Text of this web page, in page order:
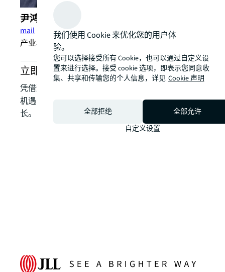
尹鸿 (Hong ​Yin)
mail
产业与物流服务部总监，中国区
立即咨询我们的产业与物流地产服务
凭借深厚的本土经验，助您将房地产挑战转化为战略
机遇，通过资产组合优化，实现价值提升与绩效增
长。
我们使用 Cookie 来优化您的用户体
验。
您可以选择接受所有 Cookie，也可以通过自定义设
置来进行选择。接受 cookie 选项，即表示您同意收
集、共享和传输您的个人信息，详见 Cookie 声明
全部拒绝
全部允许
自定义设置